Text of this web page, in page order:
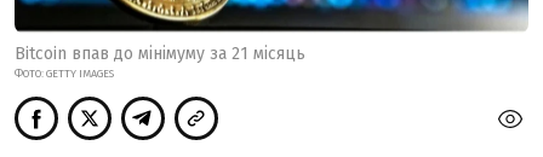
Bitcoin впав до мінімуму за 21 місяць
ФОТО: GETTY IMAGES